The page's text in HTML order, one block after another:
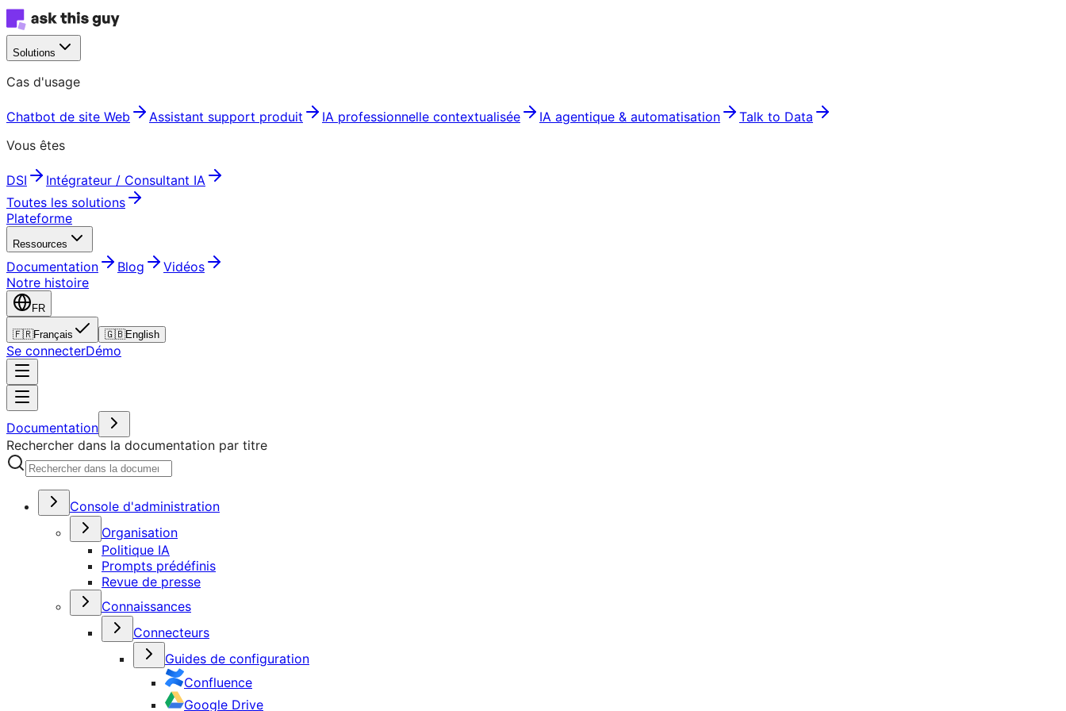
Solutions
Cas d'usage
Chatbot de site Web Assistant support produit IA professionnelle contextualisée IA agentique & automatisation
Talk to Data
Vous êtes
DSI
Intégrateur / Consultant IA
Toutes les solutions
Plateforme
Ressources
Documentation Blog
Vidéos
Notre histoire
FR
🇫🇷Français 🇬🇧English
Se connecterDémo
Documentation
Rechercher dans la documentation par titre
Console d'administration
Organisation
Politique IA
Prompts prédéfinis
Revue de presse
Connaissances
Connecteurs
Guides de configuration
Confluence
Google Drive